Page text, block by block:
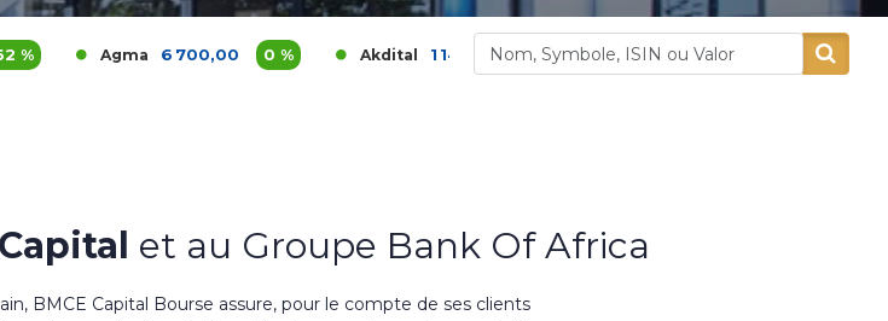
6 700,00 0 % Akdital 1 140,00 0,62 % Alliances 377,00 0,03 %
et au Groupe Bank Of Africa
BMCE Capital Bourse assure, pour le compte de ses clients